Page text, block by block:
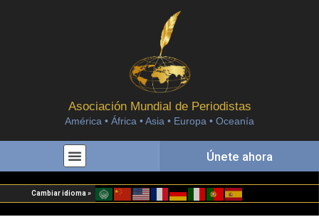
Asociación Mundial de Periodistas
América • África • Asia • Europa • Oceanía
Únete ahora
Cambiar idioma »